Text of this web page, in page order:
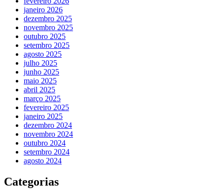
janeiro 2026
dezembro 2025
novembro 2025
outubro 2025
setembro 2025
agosto 2025
julho 2025
junho 2025
maio 2025
abril 2025
março 2025
fevereiro 2025
janeiro 2025
dezembro 2024
novembro 2024
outubro 2024
setembro 2024
agosto 2024
Categorias